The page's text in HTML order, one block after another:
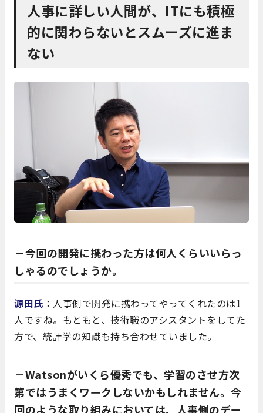
人事に詳しい人間が、ITにも積極
的に関わらないとスムーズに進ま
ない
－今回の開発に携わった方は何人くらいいらっ
しゃるのでしょうか。
源田氏 ：人事側で開発に携わってやってくれたのは1
人ですね。もともと、技術職のアシスタントをしてた
方で、統計学の知識も持ち合わせていました。
－Watsonがいくら優秀でも、学習のさせ方次
第ではうまくワークしないかもしれません。今
回のような取り組みにおいては、人事側のデー